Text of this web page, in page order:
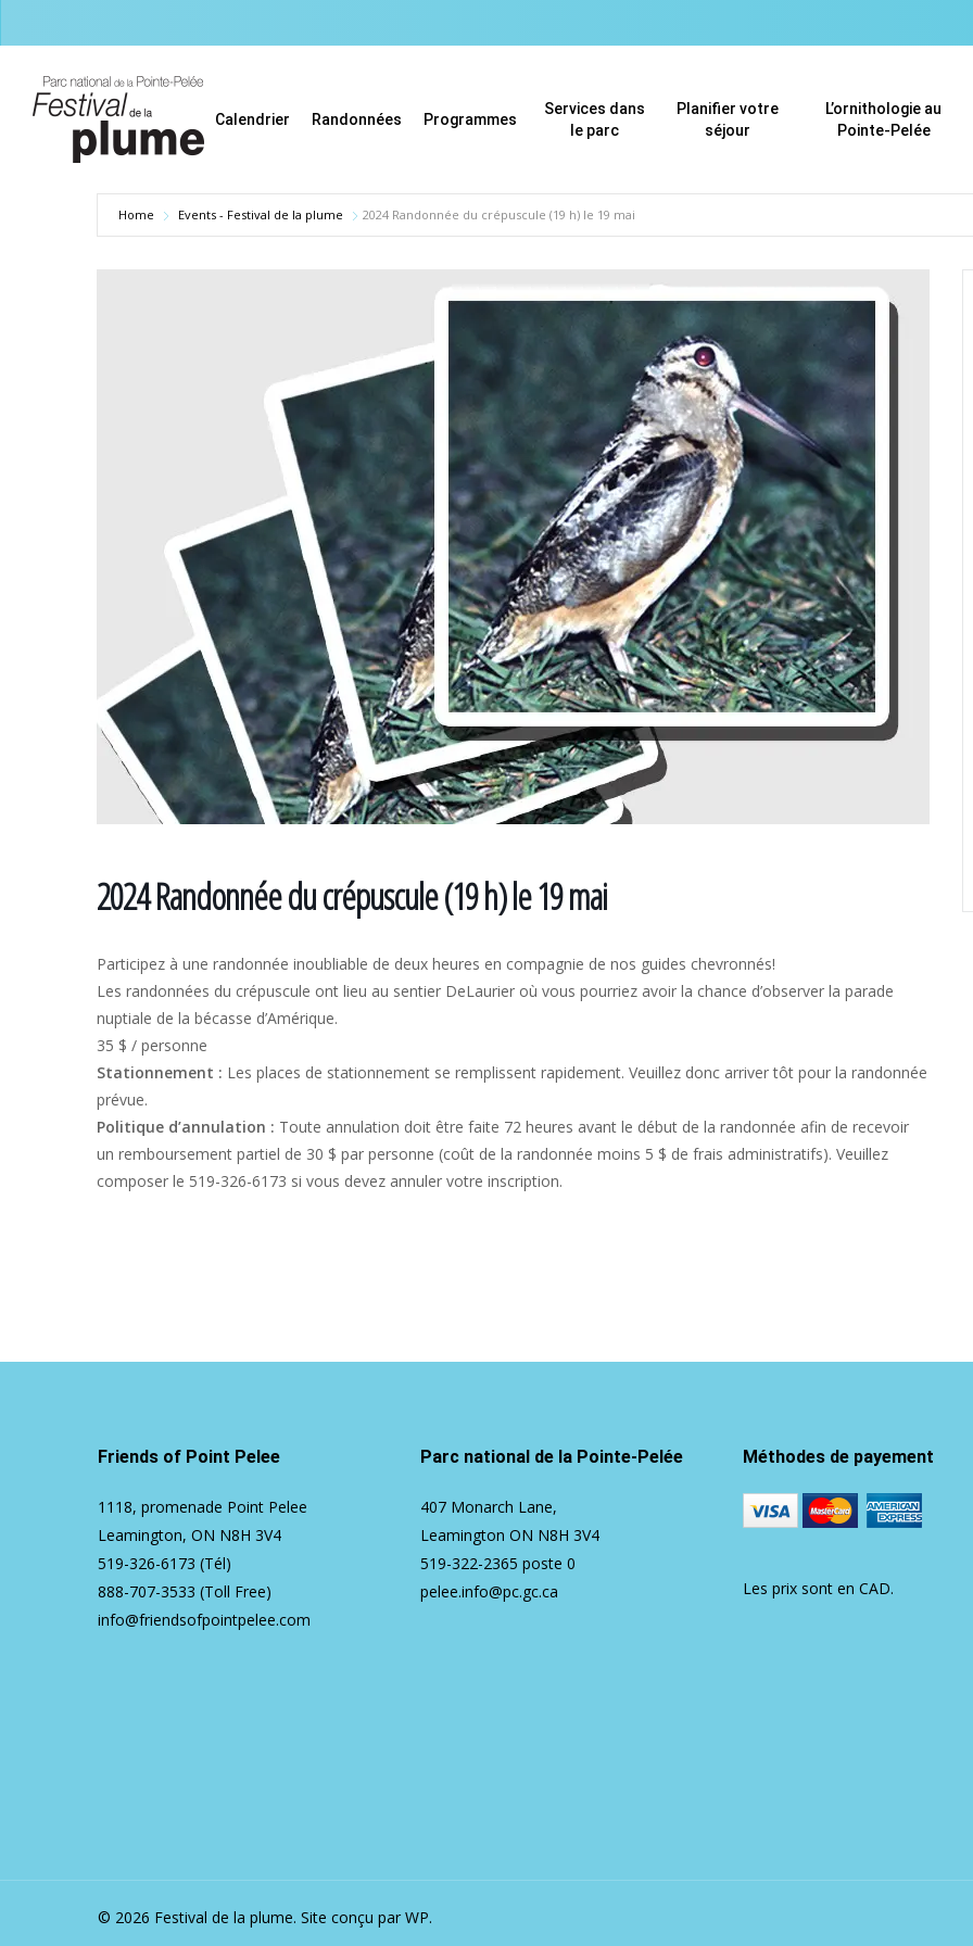
to
content
Calendrier Randonnées Programmes
Services dans
le parc
Planifier votre
séjour
L’ornithologie au
Pointe-Pelée
Home Events - Festival de la plume 2024 Randonnée du crépuscule (19 h) le 19 mai
2024 Randonnée du crépuscule (19 h) le 19 mai
Participez à une randonnée inoubliable de deux heures en compagnie de nos guides chevronnés!
Les randonnées du crépuscule ont lieu au sentier DeLaurier où vous pourriez avoir la chance d’observer la parade
nuptiale de la bécasse d’Amérique.
35 $ / personne
Stationnement : Les places de stationnement se remplissent rapidement. Veuillez donc arriver tôt pour la randonnée
prévue.
Politique d’annulation : Toute annulation doit être faite 72 heures avant le début de la randonnée afin de recevoir
un remboursement partiel de 30 $ par personne (coût de la randonnée moins 5 $ de frais administratifs). Veuillez
composer le 519-326-6173 si vous devez annuler votre inscription.
Friends of Point Pelee
1118, promenade Point Pelee
Leamington, ON N8H 3V4
519-326-6173 (Tél)
888-707-3533 (Toll Free)
info@friendsofpointpelee.com
Parc national de la Pointe-Pelée
407 Monarch Lane,
Leamington ON N8H 3V4
519-322-2365 poste 0
pelee.info@pc.gc.ca
Méthodes de payement
Les prix sont en CAD.
© 2026 Festival de la plume. Site conçu par WP.